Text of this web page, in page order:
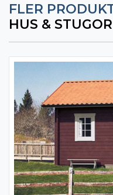
FLER
HUS & STUGOR